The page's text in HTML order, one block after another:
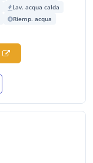
Lav. acqua calda
Riemp. acqua